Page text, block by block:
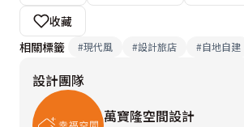
收藏
相關標籤
#現代風 #設計旅店 #自地自建
設計團隊
萬寶隆空間設計